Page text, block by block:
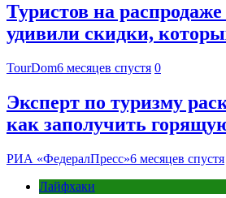
Туристов на
удивили скидки,
TourDom6 месяцев спустя 0
Эксперт по туризму
как заполучить
РИА «ФедералПресс»6 месяцев спустя
Лайфхаки